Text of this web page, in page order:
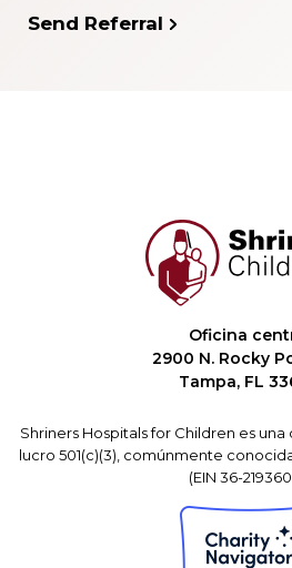
Send Referral
Oficina
2900 N. Rocky
Tampa, FL
Shriners Hospitals for Children es
lucro 501(c)(3), comúnmente
(EIN 36-